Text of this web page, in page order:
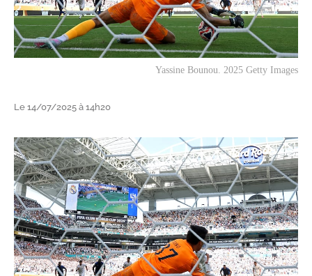
Yassine Bounou. 2025 Getty Images
Le 14/07/2025 à 14h20